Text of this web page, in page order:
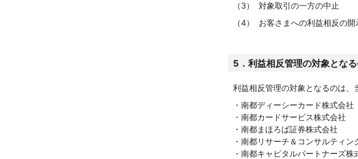
（3）
対象取引の一方の中止
（4）
お客さまへの利益相反の
5．利益相反管理の対象とな
利益相反管理の対象となるのは、
・南都ディーシーカード株式会社
・南都カードサービス株式会社
・南都まほろば証券株式会社
・南都リサーチ＆コンサルティン
・南都キャピタルパートナーズ株